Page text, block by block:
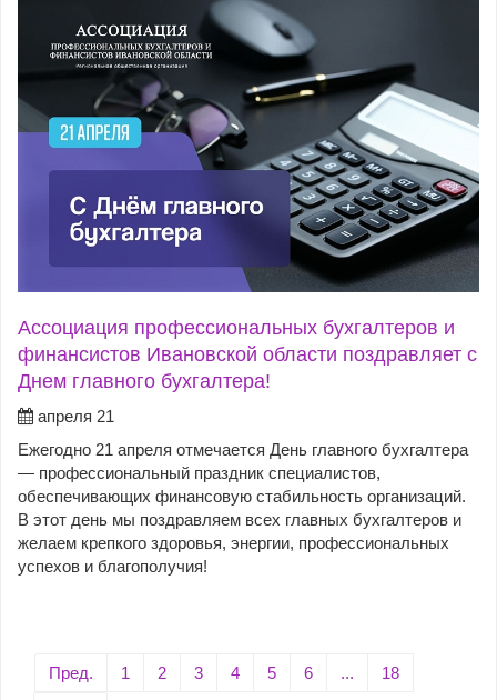
Ассоциация профессиональных бухгалтеров и
финансистов Ивановской области поздравляет с
Днем главного бухгалтера!
апреля 21
Ежегодно 21 апреля отмечается День главного бухгалтера
— профессиональный праздник специалистов,
обеспечивающих финансовую стабильность организаций.
В этот день мы поздравляем всех главных бухгалтеров и
желаем крепкого здоровья, энергии, профессиональных
успехов и благополучия!
Пред. 1 2 3 4 5 6 ... 18